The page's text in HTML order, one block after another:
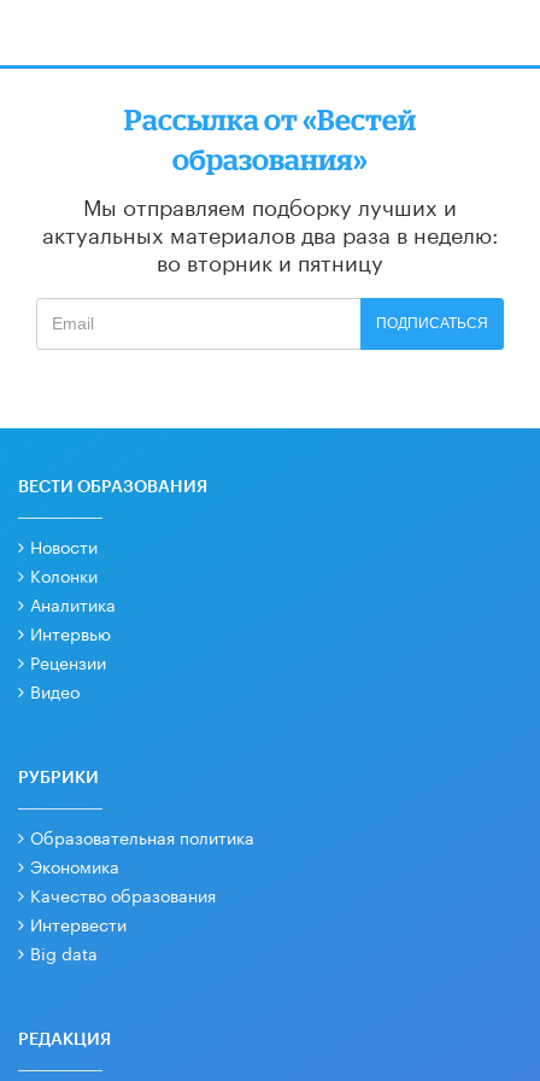
Рассылка от «Вестей
образования»
Мы отправляем подборку лучших и
актуальных материалов два раза в неделю:
во вторник и пятницу
ПОДПИСАТЬСЯ
ВЕСТИ ОБРАЗОВАНИЯ
Новости
Колонки
Аналитика
Интервью
Рецензии
Видео
РУБРИКИ
Образовательная политика
Экономика
Качество образования
Интервести
Big data
РЕДАКЦИЯ